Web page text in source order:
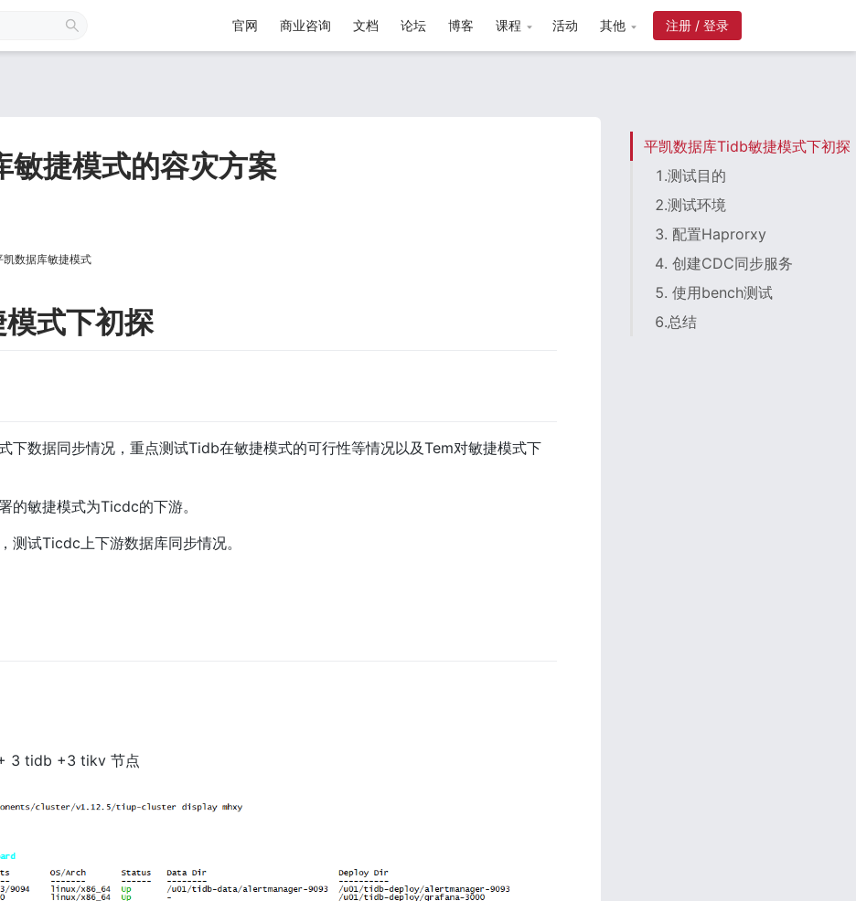
官网 商业咨询 文档 论坛 博客 课程 活动 其他
敏捷模式的容灾方案
凯数据库敏捷模式
式下初探
下数据同步情况，重点测试Tidb在敏捷模式的可行性等情况以及Tem对敏捷模式下
的敏捷模式为Ticdc的下游。
试Ticdc上下游数据库同步情况。
3 tidb +3 tikv 节点
平凯数据库Tidb敏捷模式下初探
1.测试目的
2.测试环境
3. 配置Haprorxy
4. 创建CDC同步服务
5. 使用bench测试
6.总结